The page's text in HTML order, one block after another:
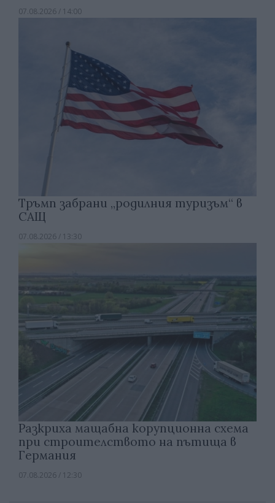
07.08.2026 / 14:00
Тръмп забрани „родилния туризъм“ в
САЩ
07.08.2026 / 13:30
Разкриха мащабна корупционна схема
при строителството на пътища в
Германия
07.08.2026 / 12:30